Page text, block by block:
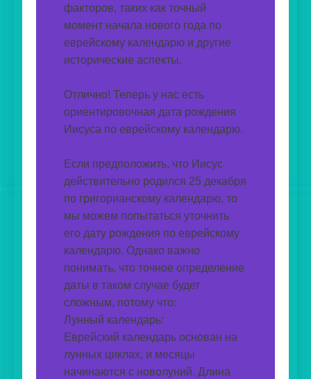
факторов, таких как точный
момент начала нового года по
еврейскому календарю и другие
исторические аспекты.
Отлично! Теперь у нас есть
ориентировочная дата рождения
Иисуса по еврейскому календарю.
Если предположить, что Иисус
действительно родился 25 декабря
по григорианскому календарю, то
мы можем попытаться уточнить
его дату рождения по еврейскому
календарю. Однако важно
понимать, что точное определение
даты в таком случае будет
сложным, потому что:
Лунный календарь:
Еврейский календарь основан на
лунных циклах, и месяцы
начинаются с новолуний. Длина